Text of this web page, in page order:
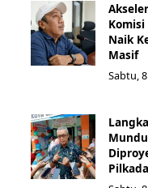
Komisi
Naik
Masif
Sabtu,